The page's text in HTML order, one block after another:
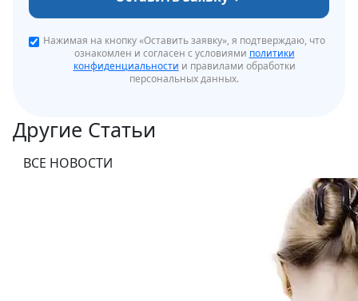
Нажимая на кнопку «Оставить заявку», я подтверждаю, что
ознакомлен и согласен с условиями политики
конфиденциальности и правилами обработки
персональных данных.
Другие Статьи
ВСЕ НОВОСТИ